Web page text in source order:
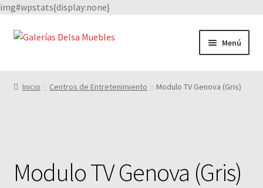
img#wpstats{display:none}
Saltar
Ir
Menú
Nuestros proveedores
Inicio Centros de Entretenimiento Modulo TV Genova (Gris)
Modulo TV Genova (Gris)